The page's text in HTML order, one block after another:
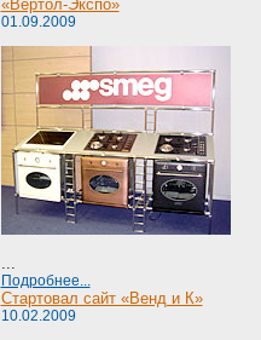
«Вертол-Экспо»
01.09.2009
...
Подробнее...
Стартовал сайт «Венд и К»
10.02.2009